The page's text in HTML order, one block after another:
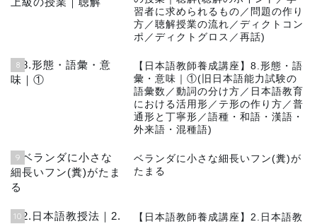
習者に求められるもの／問題の作り
方／聴解授業の流れ／ディクトコン
ポ／ディクトグロス／再話)
8
【日本語教師養成講座】8.形態・語
彙・意味｜①(旧日本語能力試験の
語彙数／動詞の分け方／日本語教育
における活用形／テ形の作り方／普
通形と丁寧形／語種・和語・漢語・
外来語・混種語)
9
ベランダに小さな細長いフン(糞)が
たまる
10
【日本語教師養成講座】2.日本語教